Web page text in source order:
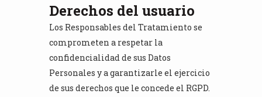
Derechos del usuario
Los Responsables del Tratamiento se
comprometen a respetar la
confidencialidad de sus Datos
Personales y a garantizarle el ejercicio
de sus derechos que le concede el RGPD.